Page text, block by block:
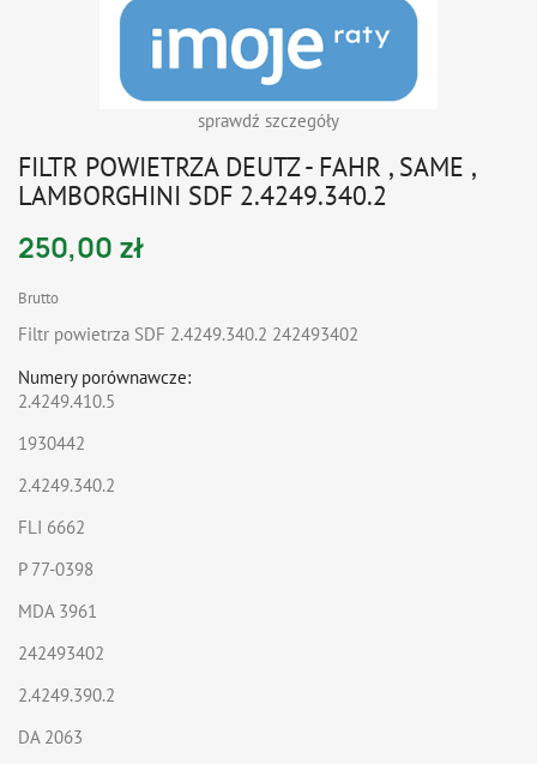
sprawdź szczegóły
FILTR POWIETRZA DEUTZ - FAHR , SAME ,
LAMBORGHINI SDF 2.4249.340.2
250,00 zł
Brutto
Filtr powietrza SDF 2.4249.340.2 242493402
Numery porównawcze:
2.4249.410.5
1930442
2.4249.340.2
FLI 6662
P 77-0398
MDA 3961
242493402
2.4249.390.2
DA 2063